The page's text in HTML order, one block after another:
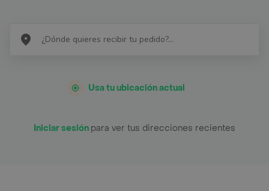
Usa tu ubicación actual
Iniciar sesión para ver tus direcciones recientes